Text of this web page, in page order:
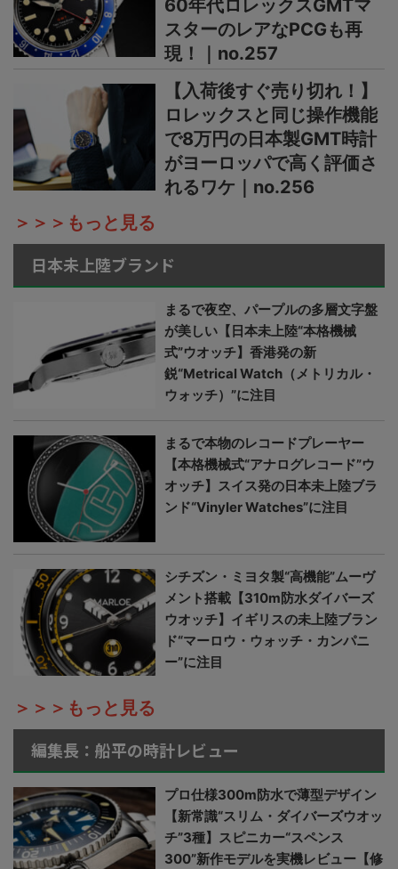
60年代ロレックスGMTマ
スターのレアなPCGも再
現！｜no.257
【入荷後すぐ売り切れ！】
ロレックスと同じ操作機能
で8万円の日本製GMT時計
がヨーロッパで高く評価さ
れるワケ｜no.256
＞＞＞もっと見る
日本未上陸ブランド
まるで夜空、パープルの多層文字盤
が美しい【日本未上陸“本格機械
式”ウオッチ】香港発の新
鋭“Metrical Watch（メトリカル・
ウォッチ）”に注目
まるで本物のレコードプレーヤー
【本格機械式“アナログレコード”ウ
オッチ】スイス発の日本未上陸ブラ
ンド“Vinyler Watches”に注目
シチズン・ミヨタ製“高機能”ムーヴ
メント搭載【310m防水ダイバーズ
ウオッチ】イギリスの未上陸ブラン
ド“マーロウ・ウォッチ・カンパニ
ー”に注目
＞＞＞もっと見る
編集長：船平の時計レビュー
プロ仕様300m防水で薄型デザイン
【新常識“スリム・ダイバーズウオッ
チ”3種】スピニカー“スペンス
300”新作モデルを実機レビュー【修